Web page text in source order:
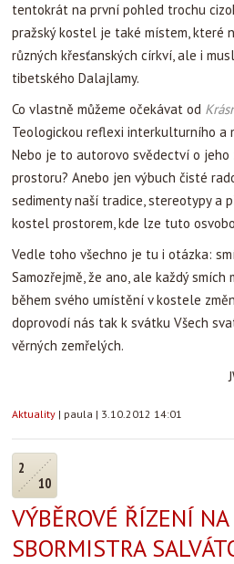
tentokrát na první pohled trochu
pražský kostel je také místem, které
různých křesťanských církví, ale i
tibetského Dalajlamy.
Co vlastně můžeme očekávat od
Teologickou reflexi interkulturního a
Nebo je to autorovo svědectví o jeho
prostoru? Anebo jen výbuch čisté
sedimenty naší tradice, stereotypy a
kostel prostorem, kde lze tuto
Vedle toho všechno je tu i otázka:
Samozřejmě, že ano, ale každý smích
během svého umístění v kostele
doprovodí nás tak k svátku Všech
věrných zemřelých.
Aktuality | paula | 3.10.2012 14:01
2
10
VÝBĚROVÉ ŘÍZENÍ
SBORMISTRA